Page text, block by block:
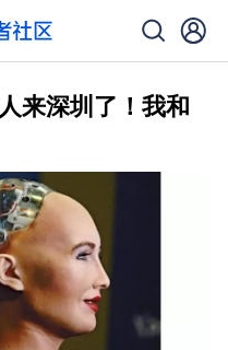
来深圳了！我和